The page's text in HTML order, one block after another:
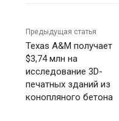
Предыдущая статья
Texas A&M получает
$3,74 млн на
исследование 3D-
печатных зданий из
конопляного бетона